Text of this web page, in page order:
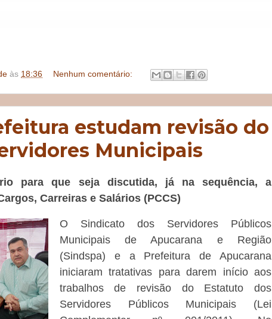
às 18:36 Nenhum comentário:
estudam revisão do
Municipais
para que seja discutida, já na sequência, a
Carreiras e Salários (PCCS)
O Sindicato dos Servidores Públicos
Municipais de Apucarana e Região
(Sindspa) e a Prefeitura de Apucarana
iniciaram tratativas para darem início aos
trabalhos de revisão do Estatuto dos
Servidores Públicos Municipais (Lei